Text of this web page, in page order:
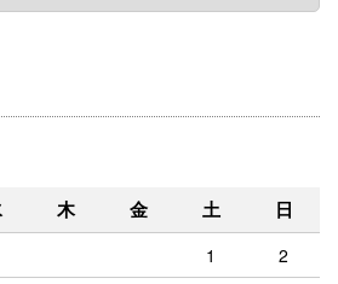
木 金 土 日
1
2